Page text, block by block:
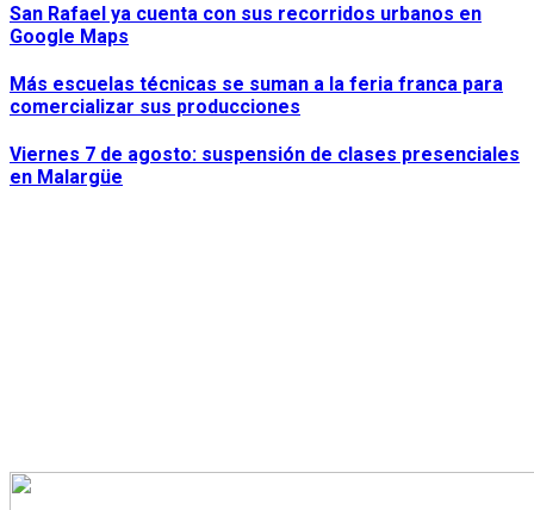
San Rafael ya cuenta con sus recorridos urbanos en
Google Maps
Más escuelas técnicas se suman a la feria franca para
comercializar sus producciones
Viernes 7 de agosto: suspensión de clases presenciales
en Malargüe